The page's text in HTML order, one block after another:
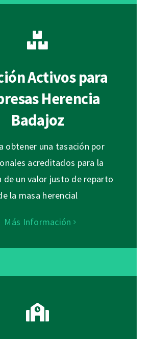
Activos para
Herencia
Badajoz
obtener una tasación por
acreditados para la
de un valor justo de reparto
la masa herencial
Más Información